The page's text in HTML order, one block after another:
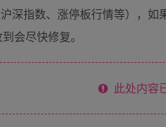
深指数、涨停板行情等），
会尽快修复。
此处内容